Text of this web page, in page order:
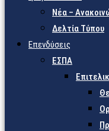
Νέα –
Δελτία Τύπου
Επενδύσεις
ΕΣΠΑ